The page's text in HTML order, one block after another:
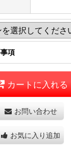
項
カートに入れる
お問い合わせ
お気に入り追加